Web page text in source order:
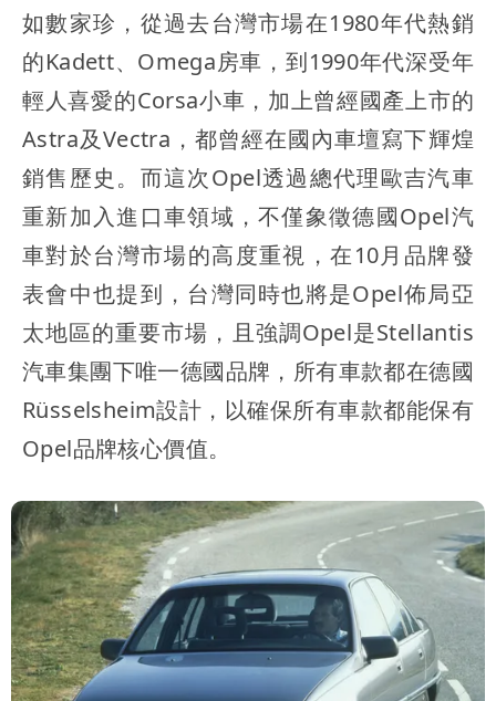
如數家珍，從過去台灣市場在1980年代熱銷
的Kadett、Omega房車，到1990年代深受年
輕人喜愛的Corsa小車，加上曾經國產上市的
Astra及Vectra，都曾經在國內車壇寫下輝煌
銷售歷史。而這次Opel透過總代理歐吉汽車
重新加入進口車領域，不僅象徵德國Opel汽
車對於台灣市場的高度重視，在10月品牌發
表會中也提到，台灣同時也將是Opel佈局亞
太地區的重要市場，且強調Opel是Stellantis
汽車集團下唯一德國品牌，所有車款都在德國
Rüsselsheim設計，以確保所有車款都能保有
Opel品牌核心價值。